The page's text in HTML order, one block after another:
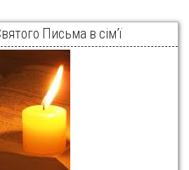
Письма в сім’ї